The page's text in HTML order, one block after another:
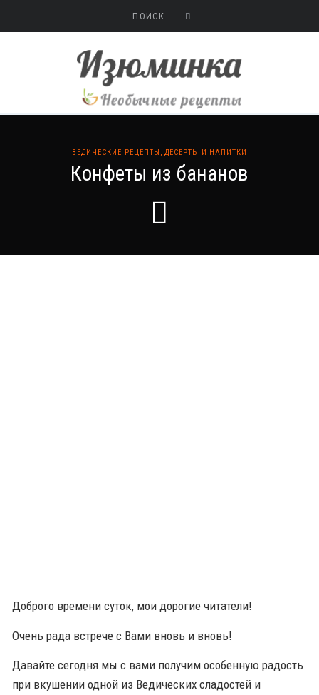
ВЕДИЧЕСКИЕ РЕЦЕПТЫ ,ДЕСЕРТЫ И НАПИТКИ
Конфеты из бананов
Доброго времени суток, мои дорогие читатели!
Очень рада встрече с Вами вновь и вновь!
Давайте сегодня мы с вами получим особенную радость
при вкушении одной из Ведических сладостей и